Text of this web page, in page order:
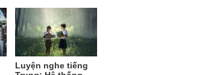
Luyện nghe tiếng